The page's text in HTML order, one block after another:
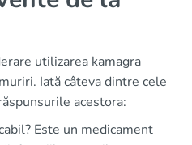
utilizarea kamagra
Iată câteva dintre cele
acestora:
Este un medicament